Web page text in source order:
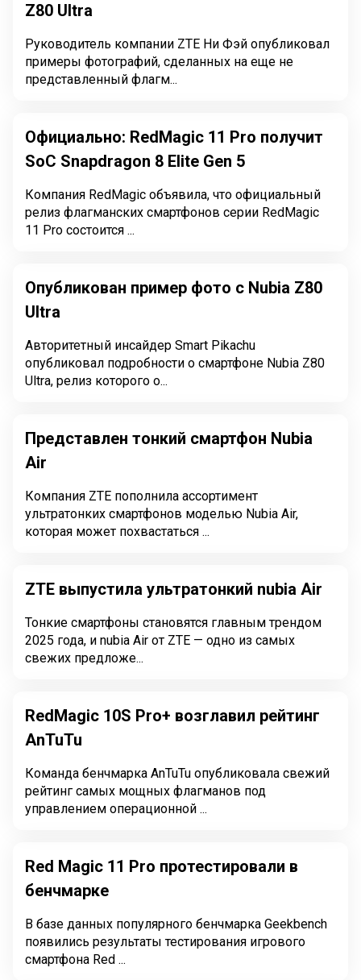
Z80 Ultra
Руководитель компании ZTE Ни Фэй опубликовал
примеры фотографий, сделанных на еще не
представленный флагм...
Официально: RedMagic 11 Pro получит
SoC Snapdragon 8 Elite Gen 5
Компания RedMagic объявила, что официальный
релиз флагманских смартфонов серии RedMagic
11 Pro состоится ...
Опубликован пример фото с Nubia Z80
Ultra
Авторитетный инсайдер Smart Pikachu
опубликовал подробности о смартфоне Nubia Z80
Ultra, релиз которого о...
Представлен тонкий смартфон Nubia
Air
Компания ZTE пополнила ассортимент
ультратонких смартфонов моделью Nubia Air,
которая может похвастаться ...
ZTE выпустила ультратонкий nubia Air
Тонкие смартфоны становятся главным трендом
2025 года, и nubia Air от ZTE — одно из самых
свежих предложе...
RedMagic 10S Pro+ возглавил рейтинг
AnTuTu
Команда бенчмарка AnTuTu опубликовала свежий
рейтинг самых мощных флагманов под
управлением операционной ...
Red Magic 11 Pro протестировали в
бенчмарке
В базе данных популярного бенчмарка Geekbench
появились результаты тестирования игрового
смартфона Red ...